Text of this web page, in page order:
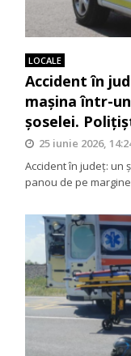
LOCALE
Accident în
mașina într-
șoselei.
25 iunie 2026,
Accident în județ: un
panou de pe